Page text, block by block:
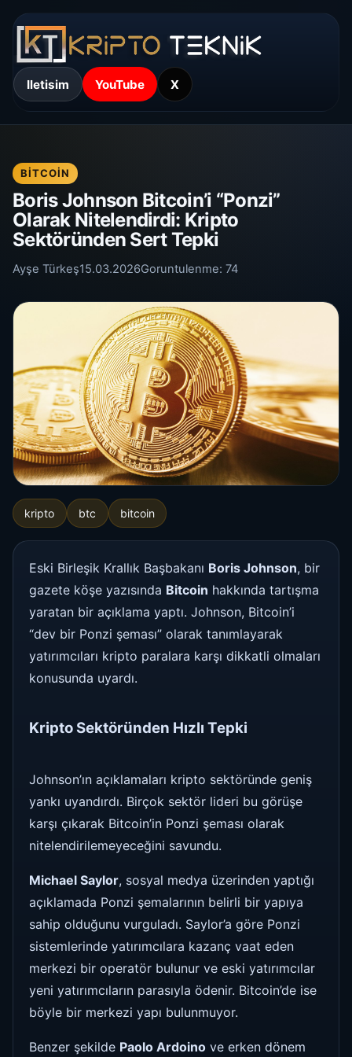
Iletisim YouTube X
BITCOIN
Boris Johnson Bitcoin’i “Ponzi”
Olarak Nitelendirdi: Kripto
Sektöründen Sert Tepki
Ayşe Türkeş15.03.2026Goruntulenme: 74
kripto btc bitcoin
Eski Birleşik Krallık Başbakanı Boris Johnson, bir
gazete köşe yazısında Bitcoin hakkında tartışma
yaratan bir açıklama yaptı. Johnson, Bitcoin’i
“dev bir Ponzi şeması” olarak tanımlayarak
yatırımcıları kripto paralara karşı dikkatli olmaları
konusunda uyardı.
Kripto Sektöründen Hızlı Tepki
Johnson’ın açıklamaları kripto sektöründe geniş
yankı uyandırdı. Birçok sektör lideri bu görüşe
karşı çıkarak Bitcoin’in Ponzi şeması olarak
nitelendirilemeyeceğini savundu.
Michael Saylor, sosyal medya üzerinden yaptığı
açıklamada Ponzi şemalarının belirli bir yapıya
sahip olduğunu vurguladı. Saylor’a göre Ponzi
sistemlerinde yatırımcılara kazanç vaat eden
merkezi bir operatör bulunur ve eski yatırımcılar
yeni yatırımcıların parasıyla ödenir. Bitcoin’de ise
böyle bir merkezi yapı bulunmuyor.
Benzer şekilde Paolo Ardoino ve erken dönem